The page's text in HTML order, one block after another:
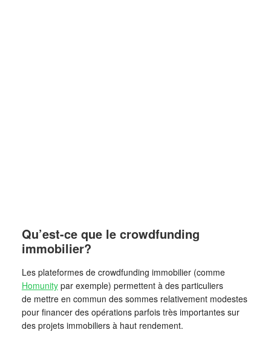
Qu’est-ce que le crowdfunding
immobilier?
Les plateformes de crowdfunding immobilier (comme
Homunitypar exemple) permettent à des particuliers
de mettre en commun des sommes relativement modestes
pour financer des opérations parfois très importantes sur
des projets immobiliers à haut rendement.